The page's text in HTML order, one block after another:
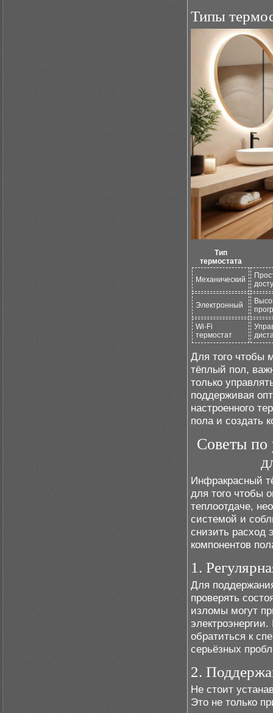
Типы
Тип
термостата
Механический
Электронный
Wi-Fi
термостат
Для того чтобы
тёплый пол,
только
поддерживая
настроенного
пола и создать
Советы по
Инфракрасный
для того чтобы
теплоотдаче,
системой и
снизить расход
компонентов
1.
Для
проверять
изломы могут
обратиться к
серьёзных
2.
Не стоит
Это не только